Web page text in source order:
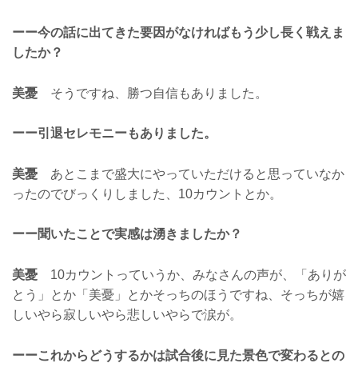
ーー今の話に出てきた要因がなければもう少し長く戦えま
したか？
美憂 そうですね、勝つ自信もありました。
ーー引退セレモニーもありました。
美憂 あとこまで盛大にやっていただけると思っていなか
ったのでびっくりしました、10カウントとか。
ーー聞いたことで実感は湧きましたか？
美憂 10カウントっていうか、みなさんの声が、「ありが
とう」とか「美憂」とかそっちのほうですね、そっちが嬉
しいやら寂しいやら悲しいやらで涙が。
ーーこれからどうするかは試合後に見た景色で変わるとの